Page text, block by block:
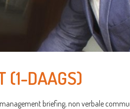
(1-DAAGS)
briefing, non verbale